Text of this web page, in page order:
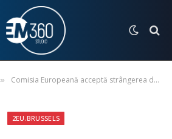
» Comisia Europeană acceptă strângerea de semnături pentru o inițiativă privind venitul de bază necondiționat în UE
2EU.BRUSSELS